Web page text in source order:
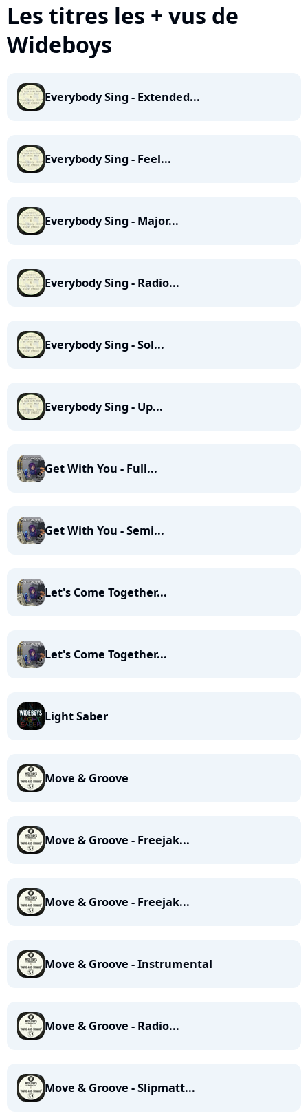
Les titres les + vus de
Wideboys
Everybody Sing - Extended...
Everybody Sing - Feel...
Everybody Sing - Major...
Everybody Sing - Radio...
Everybody Sing - Sol...
Everybody Sing - Up...
Get With You - Full...
Get With You - Semi...
Let's Come Together...
Let's Come Together...
Light Saber
Move & Groove
Move & Groove - Freejak...
Move & Groove - Freejak...
Move & Groove - Instrumental
Move & Groove - Radio...
Move & Groove - Slipmatt...